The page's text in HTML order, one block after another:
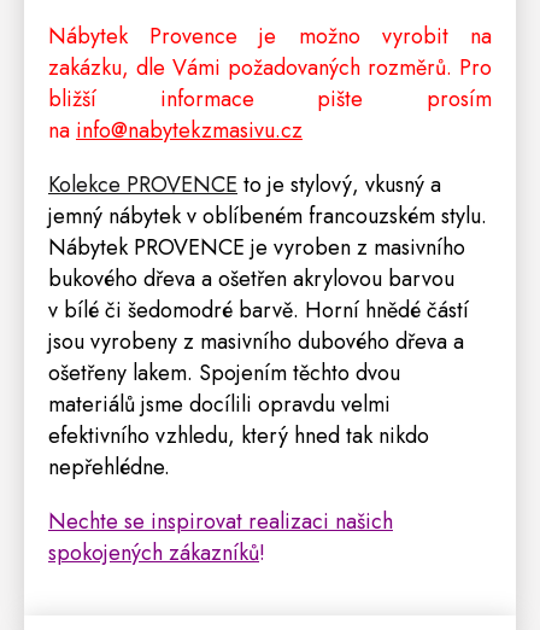
Nábytek Provence je možno vyrobit na
zakázku, dle Vámi požadovaných rozměrů. Pro
bližší informace pište prosím
na info@nabytekzmasivu.cz
Kolekce PROVENCE to je stylový, vkusný a
jemný nábytek v oblíbeném francouzském stylu.
Nábytek PROVENCE je vyroben z masivního
bukového dřeva a ošetřen akrylovou barvou
v bílé či šedomodré barvě. Horní hnědé částí
jsou vyrobeny z masivního dubového dřeva a
ošetřeny lakem. Spojením těchto dvou
materiálů jsme docílili opravdu velmi
efektivního vzhledu, který hned tak nikdo
nepřehlédne.
Nechte se inspirovat realizaci našich
spokojených zákazníků!